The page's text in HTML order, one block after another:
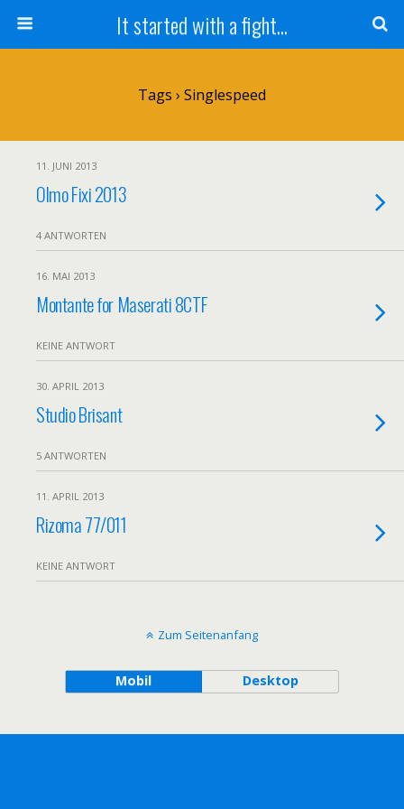
It started with a fight...
Tags › Singlespeed
11. JUNI 2013
Olmo Fixi 2013
4 ANTWORTEN
16. MAI 2013
Montante for Maserati 8CTF
KEINE ANTWORT
30. APRIL 2013
Studio Brisant
5 ANTWORTEN
11. APRIL 2013
Rizoma 77/011
KEINE ANTWORT
Zum Seitenanfang
Mobil Desktop